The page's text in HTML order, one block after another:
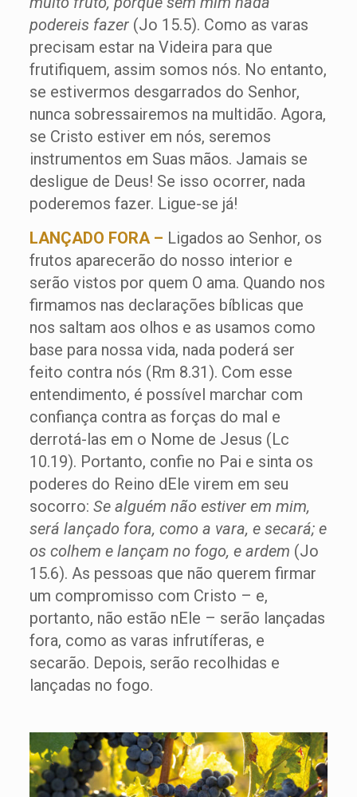
podereis fazer(Jo 15.5). Como as varas
precisam estar na Videira para que
frutifiquem, assim somos nós. No entanto,
se estivermos desgarrados do Senhor,
nunca sobressairemos na multidão. Agora,
se Cristo estiver em nós, seremos
instrumentos em Suas mãos. Jamais se
desligue de Deus! Se isso ocorrer, nada
poderemos fazer. Ligue-se já!
LANÇADO FORA – Ligados ao Senhor, os
frutos aparecerão do nosso interior e
serão vistos por quem O ama. Quando nos
firmamos nas declarações bíblicas que
nos saltam aos olhos e as usamos como
base para nossa vida, nada poderá ser
feito contra nós (Rm 8.31). Com esse
entendimento, é possível marchar com
confiança contra as forças do mal e
derrotá-las em o Nome de Jesus (Lc
10.19). Portanto, confie no Pai e sinta os
poderes do Reino dEle virem em seu
socorro: Se alguém não estiver em mim,
será lançado fora, como a vara, e secará; e
os colhem e lançam no fogo, e ardem (Jo
15.6). As pessoas que não querem firmar
um compromisso com Cristo – e,
portanto, não estão nEle – serão lançadas
fora, como as varas infrutíferas, e
secarão. Depois, serão recolhidas e
lançadas no fogo.